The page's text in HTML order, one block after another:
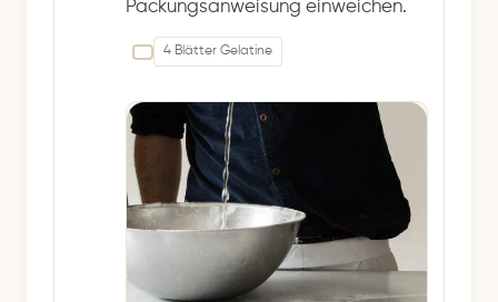
Packungsanweisung einweichen.
4 Blätter Gelatine